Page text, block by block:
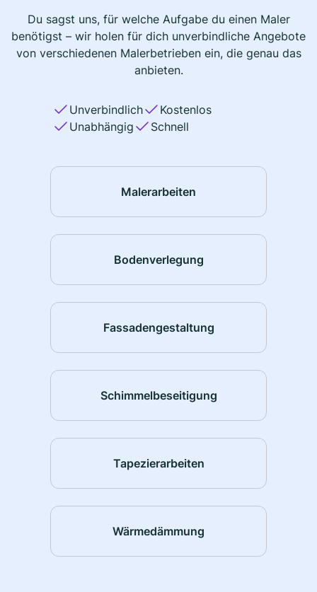
Du sagst uns, für welche Aufgabe du einen Maler
benötigst – wir holen für dich unverbindliche Angebote
von verschiedenen Malerbetrieben ein, die genau das
anbieten.
Unverbindlich
Kostenlos
Unabhängig
Schnell
Malerarbeiten
Bodenverlegung
Fassadengestaltung
Schimmelbeseitigung
Tapezierarbeiten
Wärmedämmung